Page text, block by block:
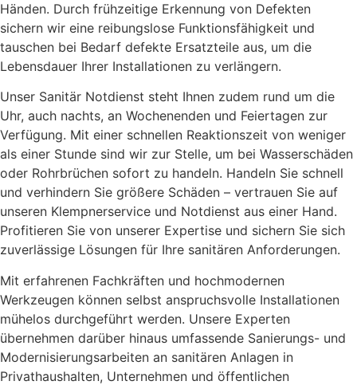
Händen. Durch frühzeitige Erkennung von Defekten
sichern wir eine reibungslose Funktionsfähigkeit und
tauschen bei Bedarf defekte Ersatzteile aus, um die
Lebensdauer Ihrer Installationen zu verlängern.
Unser Sanitär Notdienst steht Ihnen zudem rund um die
Uhr, auch nachts, an Wochenenden und Feiertagen zur
Verfügung. Mit einer schnellen Reaktionszeit von weniger
als einer Stunde sind wir zur Stelle, um bei Wasserschäden
oder Rohrbrüchen sofort zu handeln. Handeln Sie schnell
und verhindern Sie größere Schäden – vertrauen Sie auf
unseren Klempnerservice und Notdienst aus einer Hand.
Profitieren Sie von unserer Expertise und sichern Sie sich
zuverlässige Lösungen für Ihre sanitären Anforderungen.
Mit erfahrenen Fachkräften und hochmodernen
Werkzeugen können selbst anspruchsvolle Installationen
mühelos durchgeführt werden. Unsere Experten
übernehmen darüber hinaus umfassende Sanierungs- und
Modernisierungsarbeiten an sanitären Anlagen in
Privathaushalten, Unternehmen und öffentlichen